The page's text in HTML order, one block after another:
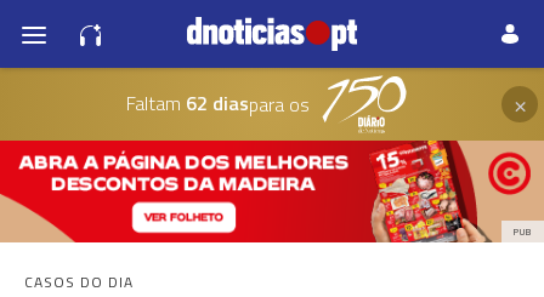
Faltam 62 diaspara os ×
PUB
CASOS DO DIA